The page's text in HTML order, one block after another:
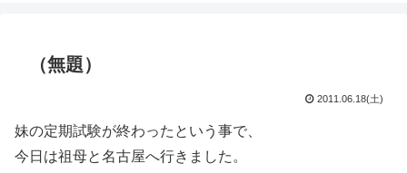
（無題）
2011.06.18(土)
妹の定期試験が終わったという事で、
今日は祖母と名古屋へ行きました。